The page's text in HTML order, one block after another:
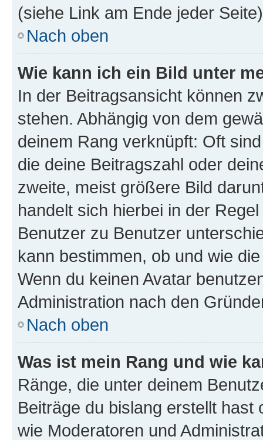
(siehe Link am Ende jeder
Nach oben
Wie kann ich ein Bild unter
In der Beitragsansicht können
stehen. Abhängig von dem
deinem Rang verknüpft: Oft
die deine Beitragszahl oder
zweite, meist größere Bild
handelt sich hierbei in der
Benutzer zu Benutzer
kann bestimmen, ob und wie
Wenn du keinen Avatar
Administration nach den
Nach oben
Was ist mein Rang und wie
Ränge, die unter deinem
Beiträge du bislang erstellt
wie Moderatoren und